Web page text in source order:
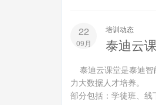
22
09月
培训动态
泰迪云
泰迪云课堂是泰迪智
力大数据人才培养。
部分包括：学徒班、